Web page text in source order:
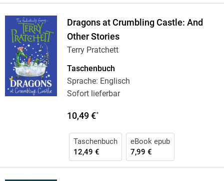
Dragons at Crumbling Castle: And
Other Stories
Terry Pratchett
Taschenbuch
Sprache: Englisch
Sofort lieferbar
10,49 €*
Taschenbuch
12,49 €
eBook epub
7,99 €